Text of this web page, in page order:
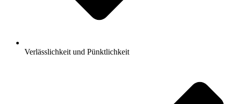
Verlässlichkeit und Pünktlichkeit